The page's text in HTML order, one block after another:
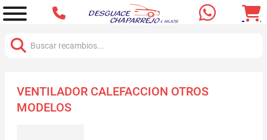
VENTILADOR CALEFACCION OTROS
MODELOS